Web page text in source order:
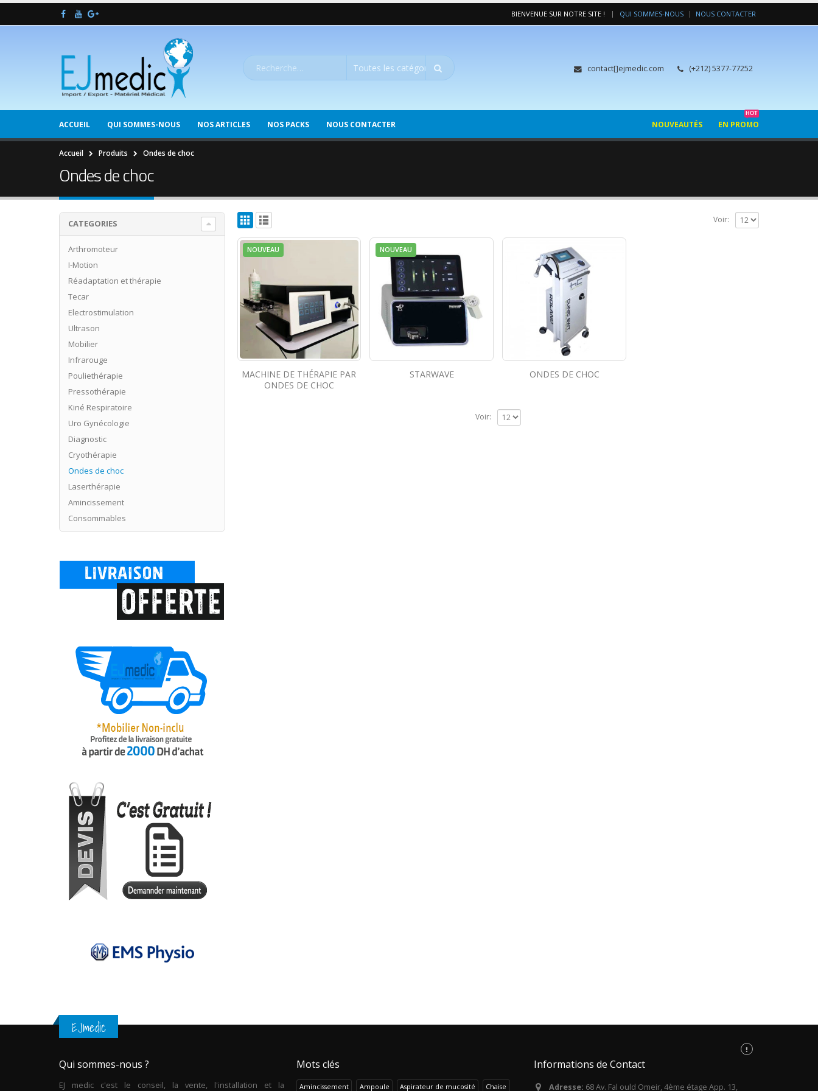
BIENVENUE SUR NOTRE SITE ! | QUI SOMMES-NOUS NOUS CONTACTER
contact[]ejmedic.com (+212) 5377-77252
ACCUEIL QUI SOMMES-NOUS NOS ARTICLES NOS PACKS NOUS CONTACTER NOUVEAUTÉS EN PROMO
HOT
Accueil Produits Ondes de choc
Ondes de choc
Voir:
NOUVEAU
MACHINE DE THÉRAPIE PAR
ONDES DE CHOC
NOUVEAU
STARWAVE ONDES DE CHOC
Voir:
CATEGORIES
Arthromoteur
I-Motion
Réadaptation et thérapie
Tecar
Electrostimulation
Ultrason
Mobilier
Infrarouge
Pouliethérapie
Pressothérapie
Kiné Respiratoire
Uro Gynécologie
Diagnostic
Cryothérapie
Ondes de choc
Laserthérapie
Amincissement
Consommables
EJmedic
Qui sommes-nous ?
EJ medic c'est le conseil, la vente, l'installation et la
Mots clés
Amincissement Ampoule Aspirateur de mucosité Chaise
Informations de Contact
Adresse: 68 Av. Fal ould Omeir, 4ème étage App. 13,